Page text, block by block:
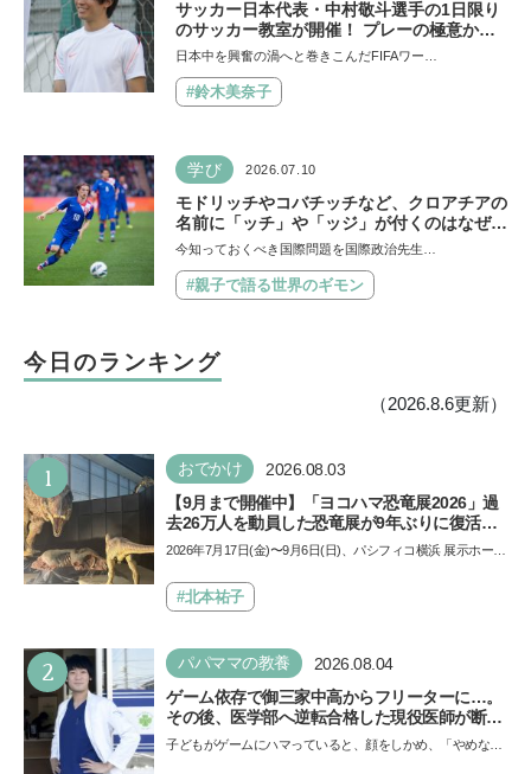
サッカー日本代表・中村敬斗選手の1日限り
のサッカー教室が開催！ プレーの極意から
子ども時代の話まで…学びと笑顔あふれる大
日本中を興奮の渦へと巻きこんだFIFAワー…
#鈴木美奈子
学び 2026.07.10
モドリッチやコバチッチなど、クロアチアの
名前に「ッチ」や「ッジ」が付くのはなぜ？
【親子で語る国際問題】
今知っておくべき国際問題を国際政治先生…
#親子で語る世界のギモン
今日のランキング
（2026.8.6更新）
1 おでかけ 2026.08.03
【9月まで開催中】「ヨコハマ恐竜展2026」過
去26万人を動員した恐竜展が9年ぶりに復活！
夏休みのおでかけで楽しむポイントを完全ガイ
2026年7月17日(金)〜9月6日(日)、パシフィコ横浜 展示ホール
催…
#北本祐子
2 パパママの教養 2026.08.04
ゲーム依存で御三家中高からフリーターに…。
その後、医学部へ逆転合格した現役医師が断言
「ゲームの経験が受験勉強に役立った」そう考
子どもがゲームにハマっていると、顔をしかめ、「やめなさ